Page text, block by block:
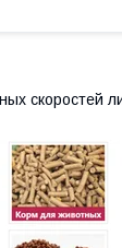
скоростей